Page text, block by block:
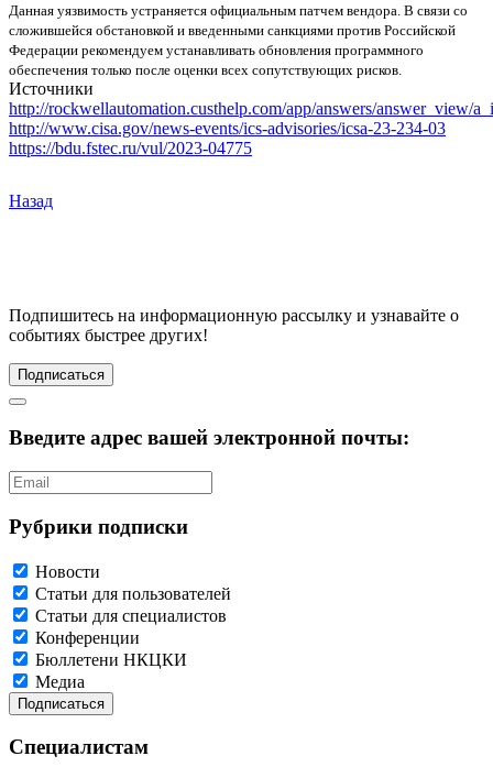
Данная уязвимость устраняется официальным патчем вендора. В связи со
сложившейся обстановкой и введенными санкциями против Российской
Федерации рекомендуем устанавливать обновления программного
обеспечения только после оценки всех сопутствующих рисков.
Источники
http://rockwellautomation.custhelp.com/app/answers/answer_view/
http://www.cisa.gov/news-events/ics-advisories/icsa-23-234-03
https://bdu.fstec.ru/vul/2023-04775
Назад
Подпишитесь на информационную рассылку и узнавайте о
событиях быстрее других!
Подписаться
Введите адрес вашей электронной почты:
Рубрики подписки
Новости
Статьи для пользователей
Статьи для специалистов
Конференции
Бюллетени НКЦКИ
Медиа
Специалистам